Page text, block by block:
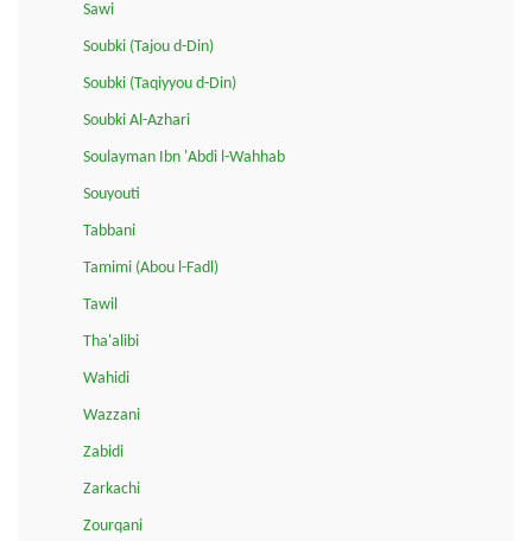
Sawi
Soubki (Tajou d-Din)
Soubki (Taqiyyou d-Din)
Soubki Al-Azhari
Soulayman Ibn 'Abdi l-Wahhab
Souyouti
Tabbani
Tamimi (Abou l-Fadl)
Tawil
Tha'alibi
Wahidi
Wazzani
Zabidi
Zarkachi
Zourqani